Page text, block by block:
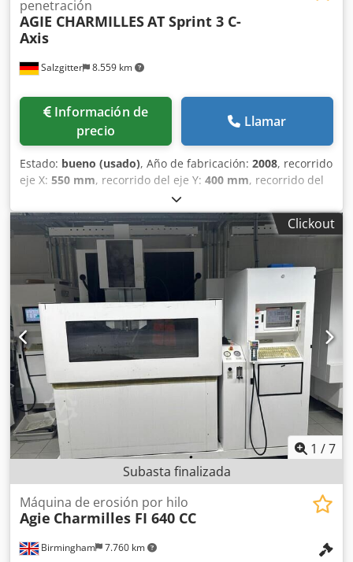
Salzgitter 8.559 km
penetración
AGIE CHARMILLESAT Sprint 3 C-
Axis
Información de
precio
Llamar
Estado: bueno (usado), Año de fabricación: 2008, recorrido
eje X: 550 mm, recorrido del eje Y: 400 mm, recorrido del
2.200 mm
mm, longitud total:1.800 mm, ancho de la mesa:650 mm,
longitud de la mesa:850 mm, Máquina de electroerosión
por penetración con eje C. Djdpfx Aszqd Rrjmxjwa
Clickout
1 /7
Subasta finalizada
Birmingham 7.760 km
Máquina de erosión por hilo
Agie Charmilles FI 640 CC